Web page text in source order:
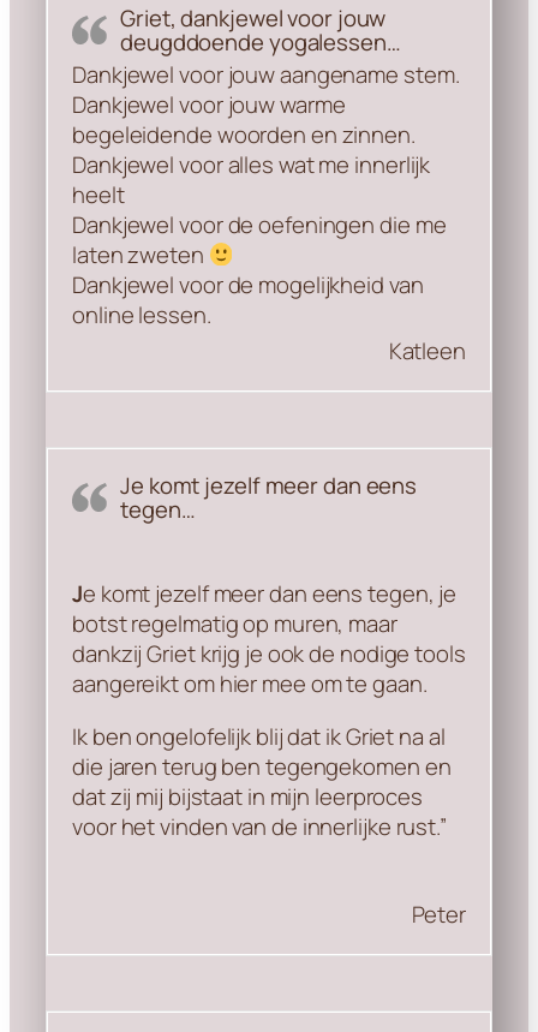
Griet, dankjewel voor jouw
deugddoende yogalessen…
Dankjewel voor jouw aangename stem.
Dankjewel voor jouw warme
begeleidende woorden en zinnen.
Dankjewel voor alles wat me innerlijk
heelt
Dankjewel voor de oefeningen die me
laten zweten
Dankjewel voor de mogelijkheid van
online lessen.
Katleen
Je komt jezelf meer dan eens
tegen…
Je komt jezelf meer dan eens tegen, je
botst regelmatig op muren, maar
dankzij Griet krijg je ook de nodige tools
aangereikt om hier mee om te gaan.
Ik ben ongelofelijk blij dat ik Griet na al
die jaren terug ben tegengekomen en
dat zij mij bijstaat in mijn leerproces
voor het vinden van de innerlijke rust.”
Peter